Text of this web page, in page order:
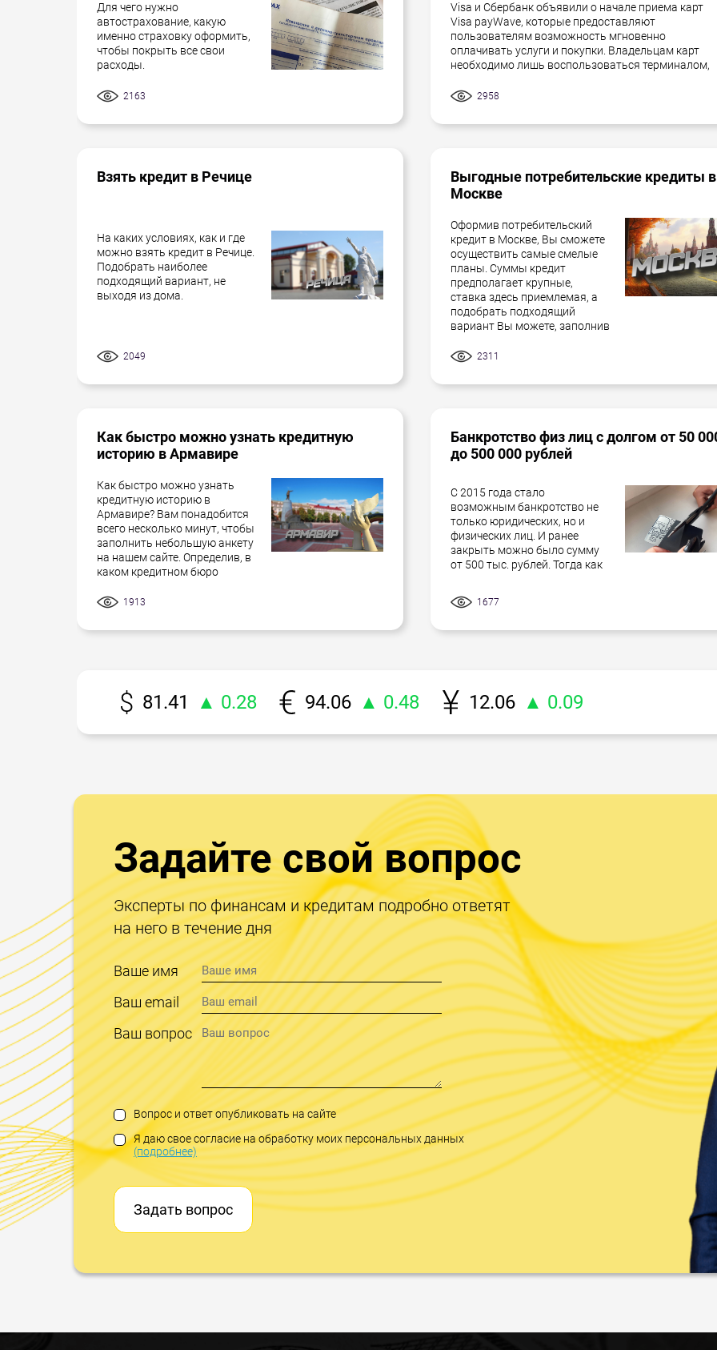
Для чего нужно
автострахование, какую
именно страховку оформить,
чтобы покрыть все свои
расходы.
2163
Visa и Сбербанк объявили о начале приема карт
Visa payWave, которые предоставляют
пользователям возможность мгновенно
оплачивать услуги и покупки. Владельцам карт
необходимо лишь воспользоваться терминалом,
2958
Взять кредит в Речице
На каких условиях, как и где
можно взять кредит в Речице.
Подобрать наиболее
подходящий вариант, не
выходя из дома.
2049
Выгодные потребительские кредиты в
Москве
Оформив потребительский
кредит в Москве, Вы сможете
осуществить самые смелые
планы. Суммы кредит
предполагает крупные,
ставка здесь приемлемая, а
подобрать подходящий
вариант Вы можете, заполнив
2311
Как быстро можно узнать кредитную
историю в Армавире
Как быстро можно узнать
кредитную историю в
Армавире? Вам понадобится
всего несколько минут, чтобы
заполнить небольшую анкету
на нашем сайте. Определив, в
каком кредитном бюро
1913
Банкротство физ лиц с долгом от 50
до 500 000 рублей
С 2015 года стало
возможным банкротство не
только юридических, но и
физических лиц. И ранее
закрыть можно было сумму
от 500 тыс. рублей. Тогда как
1677
81.41 ▲ 0.28 94.06 ▲ 0.48 12.06 ▲ 0.09
Задайте свой вопрос
Эксперты по финансам и кредитам подробно ответят
на него в течение дня
Ваше имя
Ваш email
Ваш вопрос
Вопрос и ответ опубликовать на сайте
Я даю свое согласие на обработку моих персональных данных
(подробнее)
Задать вопрос